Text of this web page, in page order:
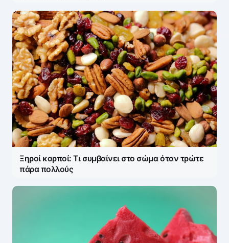
Ξηροί καρποί: Τι συμβαίνει στο σώμα όταν τρώτε
πάρα πολλούς